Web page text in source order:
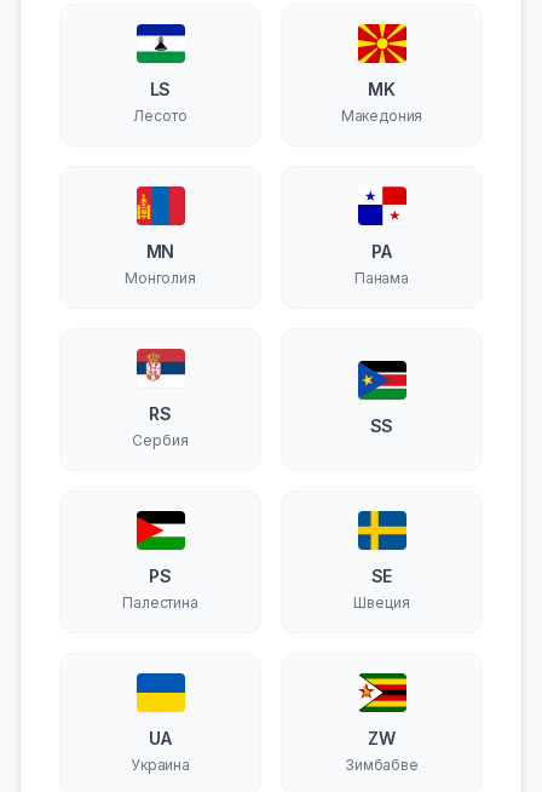
LS
Лесото
MK
Македония
MN
Монголия
PA
Панама
RS
Сербия
SS
PS
Палестина
SE
Швеция
UA
Украина
ZW
Зимбабве